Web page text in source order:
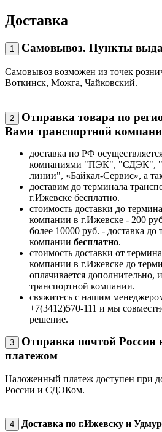
Доставка
1 Самовывоз. Пункты
Самовывоз возможен из точек
Воткинск, Можга, Чайковский.
2
Отправка товара по
Вами транспортной
доставка по РФ
компаниями "ПЭК", "СДЭК",
линии", «Байкал-Сервис», а
доставим до терминала
г.Ижевске бесплатно.
стоимость доставки до
компании в г.Ижевске - 200
более 10000 руб. - доставка до
компании бесплатно.
стоимость доставки от
компании в г.Ижевске до
оплачивается дополнительно,
транспортной компании.
свяжитесь с нашим
+7(3412)570-111 и мы
решение.
3
Отправка почтой
платежом
Наложенный платеж доступен при
России и СДЭКом.
4 Доставка по г.Ижевску и